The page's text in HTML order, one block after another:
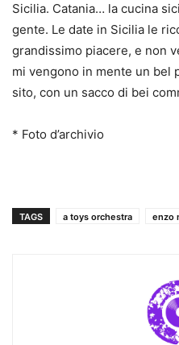
Sicilia. Catania… la cucina
gente. Le date in Sicilia le
grandissimo piacere, e non
mi vengono in mente un bel
sito, con un sacco di bei
* Foto d’archivio
TAGS a toys orchestra enzo